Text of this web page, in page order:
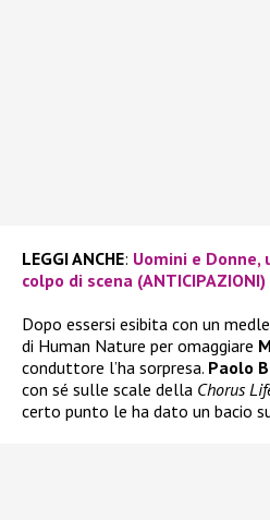
LEGGI ANCHE: Uomini e Donne,
colpo di scena (ANTICIPAZIONI)
Dopo essersi esibita con un
di Human Nature per omaggiare
conduttore l’ha sorpresa. Paolo
con sé sulle scale della Chorus
certo punto le ha dato un bacio